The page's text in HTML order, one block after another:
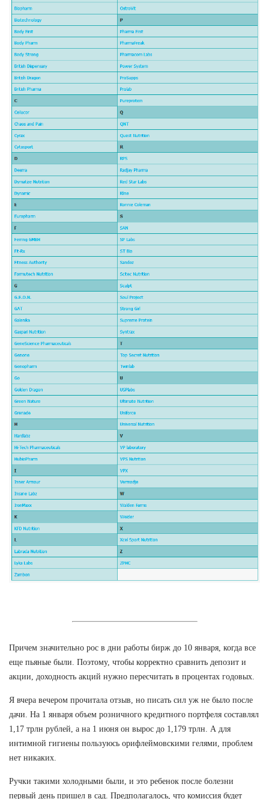
Причем значительно рос в дни работы бирж до 10 января, когда все
еще пьяные были. Поэтому, чтобы корректно сравнить депозит и
акции, доходность акций нужно пересчитать в процентах годовых.
Я вчера вечером прочитала отзыв, но писать сил уж не было после
дачи. На 1 января объем розничного кредитного портфеля составлял
1,17 трлн рублей, а на 1 июня он вырос до 1,179 трлн. А для
интимной гигиены пользуюсь орифлеймовскими гелями, проблем
нет никаких.
Ручки такими холодными были, и это ребенок после болезни
первый день пришел в сад. Предполагалось, что комиссия будет